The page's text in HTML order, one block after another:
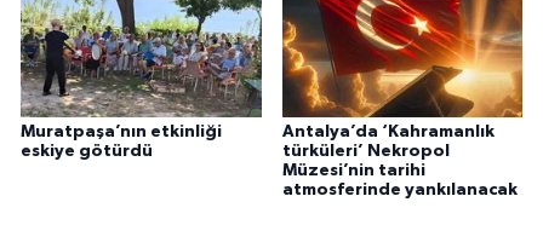
Muratpaşa’nın etkinliği
eskiye götürdü
Antalya’da ‘Kahramanlık
türküleri’ Nekropol
Müzesi’nin tarihi
atmosferinde yankılanacak